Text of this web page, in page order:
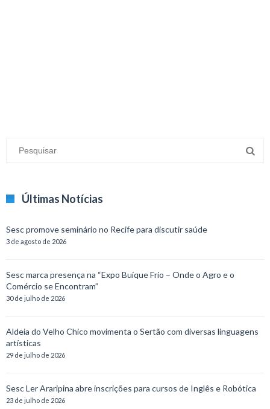
Últimas Notícias
Sesc promove seminário no Recife para discutir saúde
3 de agosto de 2026
Sesc marca presença na “Expo Buíque Frio – Onde o Agro e o
Comércio se Encontram”
30 de julho de 2026
Aldeia do Velho Chico movimenta o Sertão com diversas linguagens
artísticas
29 de julho de 2026
Sesc Ler Araripina abre inscrições para cursos de Inglês e Robótica
23 de julho de 2026